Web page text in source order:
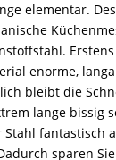
elementar.
enorme,
bleibt die
lange bissig
Stahl fantastisch
sparen